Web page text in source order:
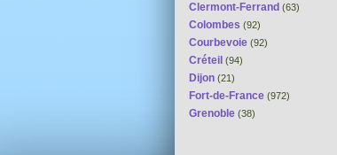
Clermont-Ferrand (63)
Colombes (92)
Courbevoie (92)
Créteil (94)
Dijon (21)
Fort-de-France (972)
Grenoble (38)